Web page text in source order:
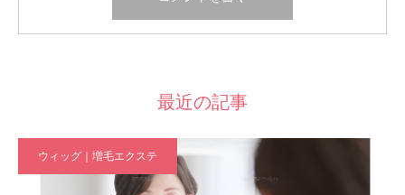
最近の記事
ウィッグ｜増毛エクステ